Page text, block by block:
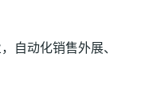
自动化销售外展、